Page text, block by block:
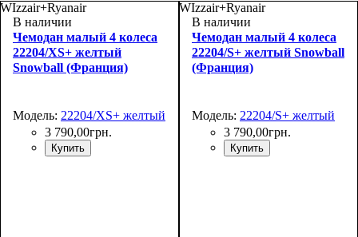
WIzzair+Ryanair
В наличии
Чемодан малый 4 колеса
22204/XS+ желтый
Snowball (Франция)
Модель: 22204/XS+ желтый
3 790,00грн.
Купить
WIzzair+Ryanair
В наличии
Чемодан малый 4 колеса
22204/S+ желтый Snowball
(Франция)
Модель: 22204/S+ желтый
3 790,00грн.
Купить